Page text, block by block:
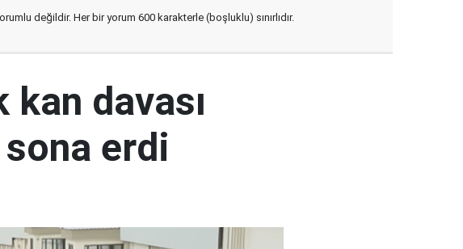
değildir. Her bir yorum 600 karakterle (boşluklu) sınırlıdır.
kan davası
erdi